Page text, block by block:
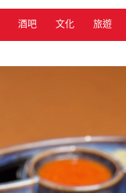
酒吧 文化 旅遊